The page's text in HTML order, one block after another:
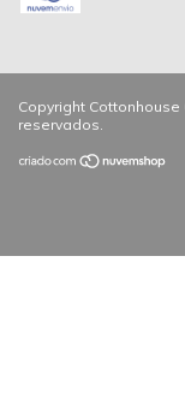
Copyright
reservados.